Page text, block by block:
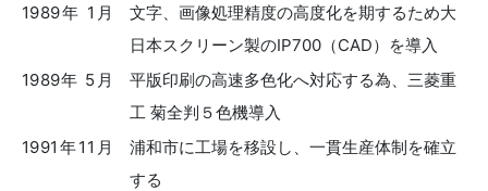
1989年 1月
文字、画像処理精度の高度化を期するため大
日本スクリーン製のIP700（CAD）を導入
1989年 5月
平版印刷の高速多色化へ対応する為、三菱重
工 菊全判５色機導入
1991年11月
浦和市に工場を移設し、一貫生産体制を確立
する